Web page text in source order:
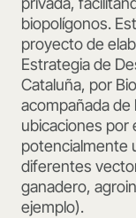
biopolígonos.
proyecto de
Estrategia de
Cataluña, por
acompañada de
ubicaciones por
potencialmente
diferentes
ganadero,
ejemplo).